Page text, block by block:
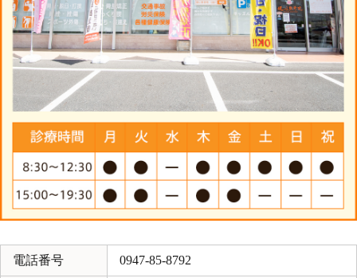
電話番号 0947-85-8792